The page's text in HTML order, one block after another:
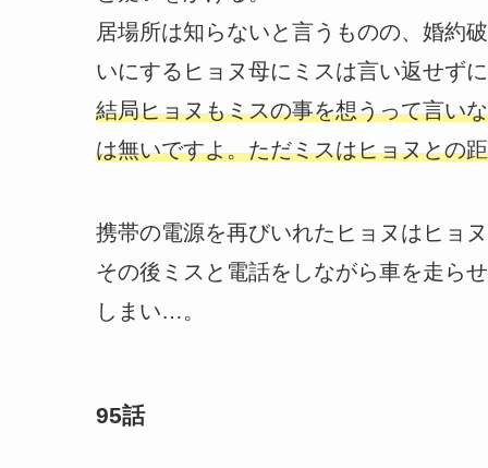
居場所は知らないと言うものの、婚約
いにするヒョヌ母にミスは言い返せず
結局ヒョヌもミスの事を想うって言い
は無いですよ。ただミスはヒョヌとの
携帯の電源を再びいれたヒョヌはヒョ
その後ミスと電話をしながら車を走ら
しまい…。
95話